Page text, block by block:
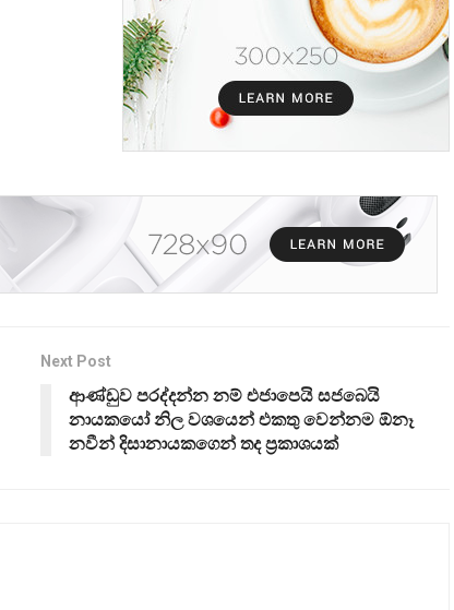
Next Post
ආණ්ඩුව පරද්දන්න නම් එජාපෙයි සජබෙයි
නායකයෝ නිල වශයෙන් එකතු වෙන්නම ඕනෑ
නවීන් දිසානායකගෙන් තද ප්‍රකාශයක්